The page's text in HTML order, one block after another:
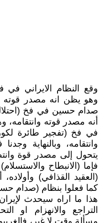
وقع النظام الايراني
وهو يظن انه مصدر قوته
صدام حسين في فخ
أنه مصدر قوته
في فخ (تفجير طائرة
وانتقامه، وبالنهاية
يتحول إلى مصدر قوة
فإما (الانبطاح
(العقيد القذافي)
كما فعلوا بنظام (صدام
هذا ما اراه سيحدث
التراجع والانهزام او